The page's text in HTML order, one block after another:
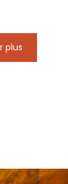
plus